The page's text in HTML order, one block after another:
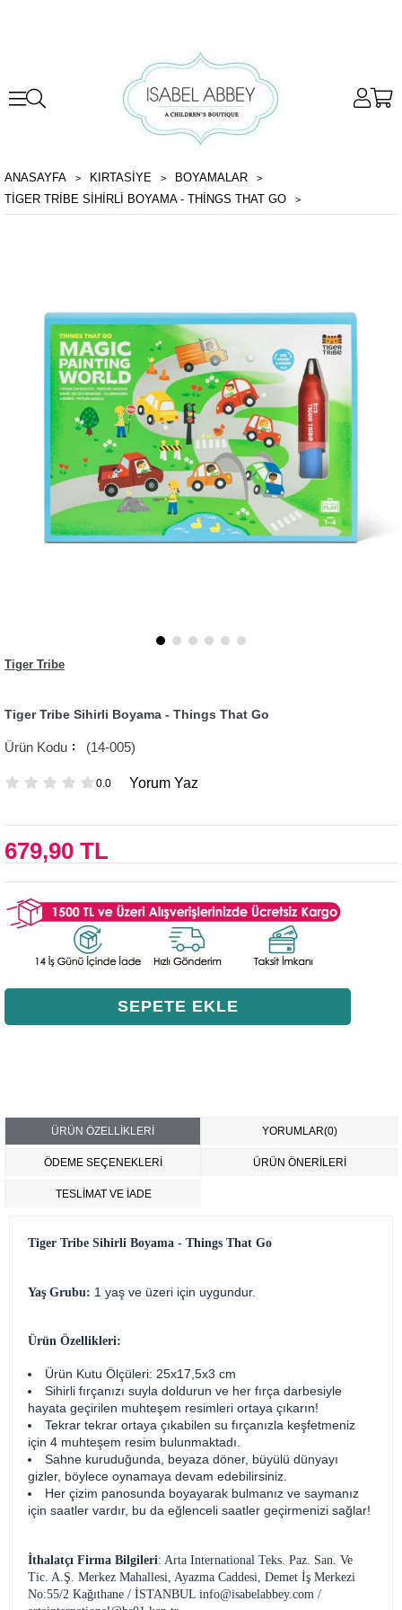
ANASAYFA KIRTASİYE
BOYAMALAR
TIGER TRIBE SIHIRLI BOYAMA - THINGS THAT GO
Tiger Tribe
Tiger Tribe Sihirli Boyama - Things That Go
(14-005)
0.0 Yorum Yaz
679,90 TL
ÜRÜN ÖZELLIKLERI YORUMLAR(0)
ÖDEME SEÇENEKLERI ÜRÜN ÖNERILERI
TESLİMAT VE İADE
Tiger Tribe Sihirli Boyama - Things That Go
Yaş Grubu: 1 yaş ve üzeri için uygundur.
Ürün Özellikleri:
Ürün Kutu Ölçüleri: 25x17,5x3 cm
Sihirli fırçanızı suyla doldurun ve her fırça darbesiyle
hayata geçirilen muhteşem resimleri ortaya çıkarın!
Tekrar tekrar ortaya çıkabilen su fırçanızla keşfetmeniz
için 4 muhteşem resim bulunmaktadı.
Sahne kuruduğunda, beyaza döner, büyülü dünyayı
gizler, böylece oynamaya devam edebilirsiniz.
Her çizim panosunda boyayarak bulmanız ve saymanız
için saatler vardır, bu da eğlenceli saatler geçirmenizi sağlar!
İthalatçı Firma Bilgileri: Arta International Teks. Paz. San. Ve
Tic. A.Ş. Merkez Mahallesi, Ayazma Caddesi, Demet İş Merkezi
No:55/2 Kağıthane / İSTANBUL info@isabelabbey.com /